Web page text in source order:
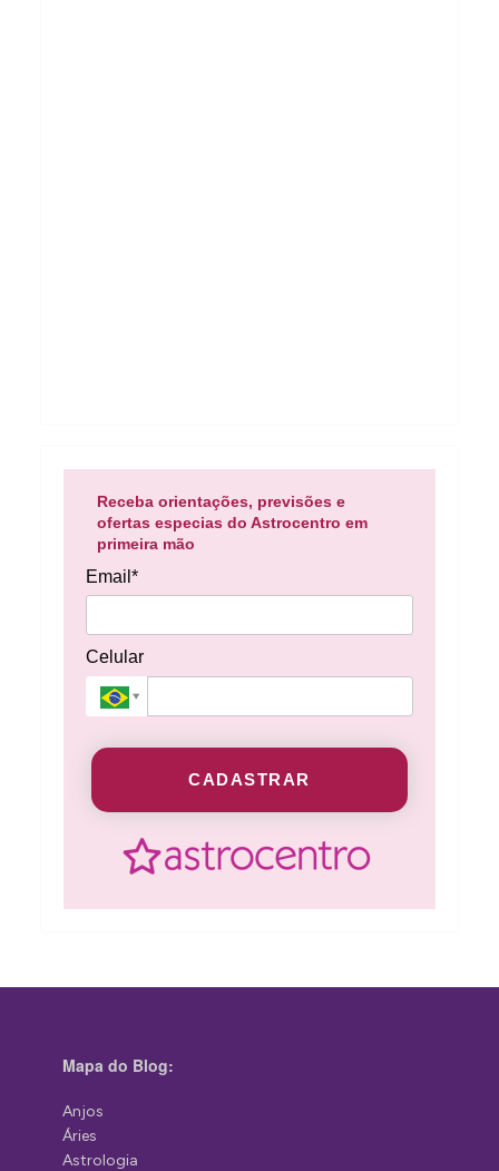
Receba orientações, previsões e
ofertas especias do Astrocentro em
primeira mão
Email*
Celular
CADASTRAR
Mapa do Blog:
Anjos
Áries
Astrologia